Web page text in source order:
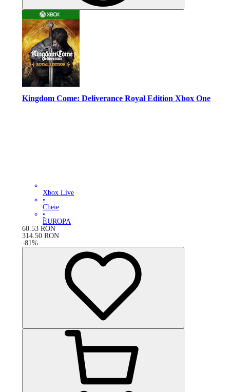
Kingdom Come: Deliverance Royal Edition Xbox One
Xbox Live
•
Cheie
•
EUROPA
60.53 RON
314.50 RON
-81%